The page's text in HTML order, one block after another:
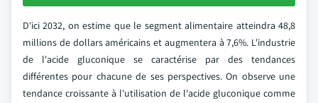
D'ici 2032, on estime que le segment alimentaire atteindra 48,8
millions de dollars américains et augmentera à 7,6%. L'industrie
de l'acide gluconique se caractérise par des tendances
différentes pour chacune de ses perspectives. On observe une
tendance croissante à l'utilisation de l'acide gluconique comme